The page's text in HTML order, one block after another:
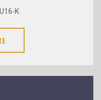
U16-K